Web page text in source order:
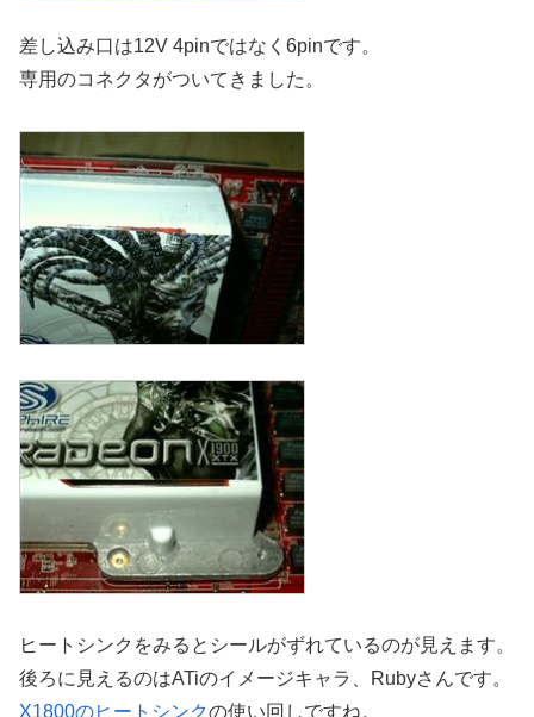
差し込み口は12V 4pinではなく6pinです。
専用のコネクタがついてきました。
ヒートシンクをみるとシールがずれているのが見えます。
後ろに見えるのはATiのイメージキャラ、Rubyさんです。
X1800のヒートシンクの使い回しですね。